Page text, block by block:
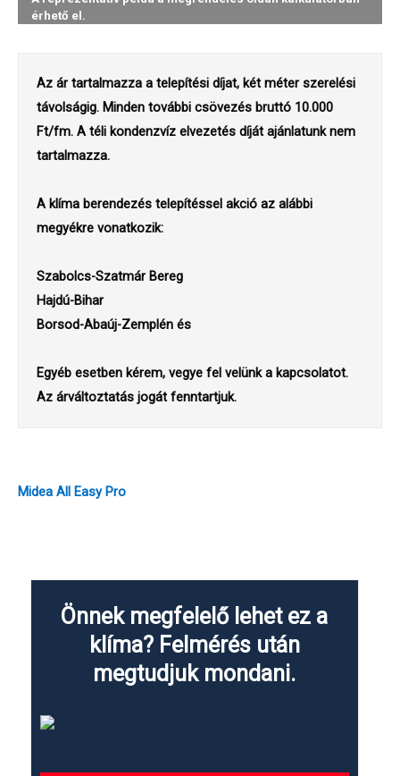
Az ár tartalmazza a telepítési díjat, két méter szerelési
távolságig. Minden további csövezés bruttó 10.000
Ft/fm. A téli kondenzvíz elvezetés díját ajánlatunk nem
tartalmazza.
A klíma berendezés telepítéssel akció az alábbi
megyékre vonatkozik:
Szabolcs-Szatmár Bereg
Hajdú-Bihar
Borsod-Abaúj-Zemplén és
Egyéb esetben kérem, vegye fel velünk a kapcsolatot.
Az árváltoztatás jogát fenntartjuk.
Midea All Easy Pro
Önnek megfelelő lehet ez a
klíma? Felmérés után
megtudjuk mondani.